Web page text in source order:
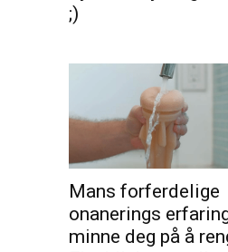
;)
Mans forferdelige
onanerings
minne deg på å